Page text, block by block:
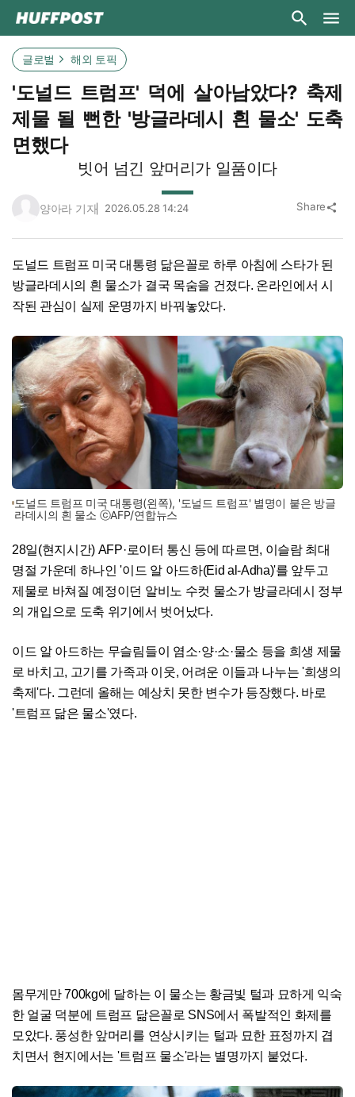
글로벌 해외 토픽
'도널드 트럼프' 덕에 살아남았다? 축제
제물 될 뻔한 '방글라데시 흰 물소' 도축
면했다
빗어 넘긴 앞머리가 일품이다
양아라 기자 2026.05.28 14:24 Share share
도널드 트럼프 미국 대통령 닮은꼴로 하루 아침에 스타가 된
방글라데시의 흰 물소가 결국 목숨을 건졌다. 온라인에서 시
작된 관심이 실제 운명까지 바꿔놓았다.
도널드 트럼프 미국 대통령(왼쪽), '도널드 트럼프' 별명이 붙은 방글
라데시의 흰 물소 ⓒAFP/연합뉴스
28일(현지시간) AFP·로이터 통신 등에 따르면, 이슬람 최대
명절 가운데 하나인 '이드 알 아드하(Eid al-Adha)'를 앞두고
제물로 바쳐질 예정이던 알비노 수컷 물소가 방글라데시 정부
의 개입으로 도축 위기에서 벗어났다.
이드 알 아드하는 무슬림들이 염소·양·소·물소 등을 희생 제물
로 바치고, 고기를 가족과 이웃, 어려운 이들과 나누는 '희생의
축제'다. 그런데 올해는 예상치 못한 변수가 등장했다. 바로
'트럼프 닮은 물소'였다.
몸무게만 700kg에 달하는 이 물소는 황금빛 털과 묘하게 익숙
한 얼굴 덕분에 트럼프 닮은꼴로 SNS에서 폭발적인 화제를
모았다. 풍성한 앞머리를 연상시키는 털과 묘한 표정까지 겹
치면서 현지에서는 '트럼프 물소'라는 별명까지 붙었다.